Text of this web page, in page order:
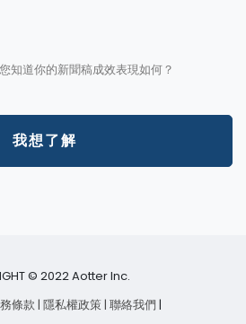
知道你的新聞稿成效表現如何？
我想了解
© 2022 Aotter Inc.
條款| 隱私權政策| 聯絡我們 |